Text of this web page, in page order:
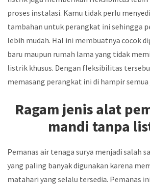
proses instalasi. Kamu tidak perlu
tambahan untuk perangkat ini sehingga
lebih mudah. Hal ini membuatnya cocok
baru maupun rumah lama yang tidak
listrik khusus. Dengan fleksibilitas
memasang perangkat ini di hampir semua
Ragam jenis alat
mandi tanpa
Pemanas air tenaga surya menjadi salah
yang paling banyak digunakan karena
matahari yang selalu tersedia. Pemanas